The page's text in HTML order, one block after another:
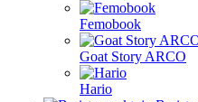
Femobook
Goat Story ARCO
Hario